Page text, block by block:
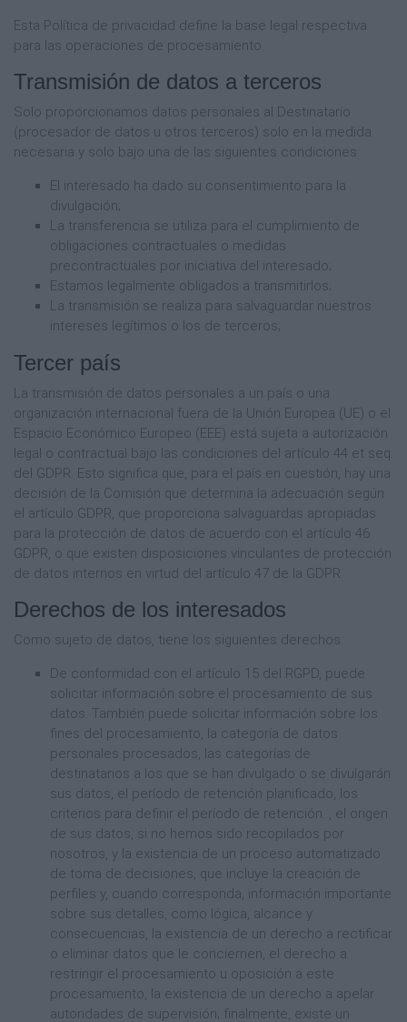
Esta Política de privacidad define la base legal respectiva
para las operaciones de procesamiento.
Transmisión de datos a terceros
Solo proporcionamos datos personales al Destinatario
(procesador de datos u otros terceros) solo en la medida
necesaria y solo bajo una de las siguientes condiciones:
El interesado ha dado su consentimiento para la
divulgación;
La transferencia se utiliza para el cumplimiento de
obligaciones contractuales o medidas
precontractuales por iniciativa del interesado;
Estamos legalmente obligados a transmitirlos;
La transmisión se realiza para salvaguardar nuestros
intereses legítimos o los de terceros;
Tercer país
La transmisión de datos personales a un país o una
organización internacional fuera de la Unión Europea (UE) o el
Espacio Económico Europeo (EEE) está sujeta a autorización
legal o contractual bajo las condiciones del artículo 44 et seq.
del GDPR. Esto significa que, para el país en cuestión, hay una
decisión de la Comisión que determina la adecuación según
el artículo GDPR, que proporciona salvaguardas apropiadas
para la protección de datos de acuerdo con el artículo 46
GDPR, o que existen disposiciones vinculantes de protección
de datos internos en virtud del artículo 47 de la GDPR.
Derechos de los interesados
Como sujeto de datos, tiene los siguientes derechos:
De conformidad con el artículo 15 del RGPD, puede
solicitar información sobre el procesamiento de sus
datos. También puede solicitar información sobre los
fines del procesamiento, la categoría de datos
personales procesados, las categorías de
destinatarios a los que se han divulgado o se divulgarán
sus datos, el período de retención planificado, los
criterios para definir el período de retención. , el origen
de sus datos, si no hemos sido recopilados por
nosotros, y la existencia de un proceso automatizado
de toma de decisiones, que incluye la creación de
perfiles y, cuando corresponda, información importante
sobre sus detalles, como lógica, alcance y
consecuencias, la existencia de un derecho a rectificar
o eliminar datos que le conciernen, el derecho a
restringir el procesamiento u oposición a este
procesamiento, la existencia de un derecho a apelar
autoridades de supervisión; finalmente, existe un